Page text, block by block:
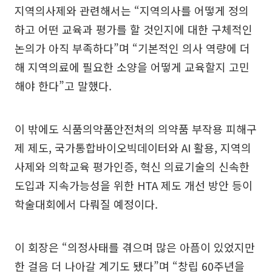
지역의사제와 관련해서는 “지역의사를 어떻게 정의
하고 어떤 교육과 평가를 할 것인지에 대한 구체적인
논의가 아직 부족하다”며 “기본적인 의사 역량에 더
해 지역의료에 필요한 소양을 어떻게 교육할지 고민
해야 한다”고 말했다.
이 밖에도 식품의약품안전처의 의약품 부작용 피해구
제 제도, 국가통합바이오빅데이터와 AI 활용, 지역의
사제와 의학교육 평가인증, 혁신 의료기술의 신속한
도입과 지속가능성을 위한 HTA 제도 개선 방안 등이
학술대회에서 다뤄질 예정이다.
이 회장은 “의정사태를 겪으며 많은 아픔이 있었지만
한 걸음 더 나아갈 계기도 됐다”며 “창립 60주년을